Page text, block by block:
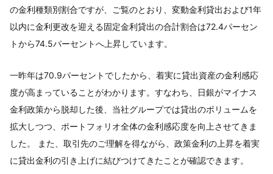
の金利種類別割合ですが、ご覧のとおり、変動金利貸出および1年
以内に金利更改を迎える固定金利貸出の合計割合は72.4パーセン
トから74.5パーセントへ上昇しています。
一昨年は70.9パーセントでしたから、着実に貸出資産の金利感応
度が高まっていることがわかります。すなわち、日銀がマイナス
金利政策から脱却した後、当社グループでは貸出のボリュームを
拡大しつつ、ポートフォリオ全体の金利感応度を向上させてきま
した。 また、取引先のご理解を得ながら、政策金利の上昇を着実
に貸出金利の引き上げに結びつけてきたことが確認できます。